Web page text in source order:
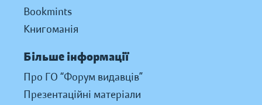
Bookmints
Книгоманія
Більше інформації
Про ГО “Форум видавців”
Презентаційні матеріали